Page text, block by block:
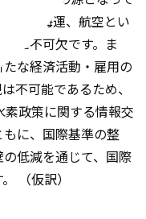
所、海運、航空とい
に不可欠です。ま
な経済活動・雇用の
不可能であるため、
素政策に関する情報交
に、国際基準の整
低減を通じて、国際
（仮訳）